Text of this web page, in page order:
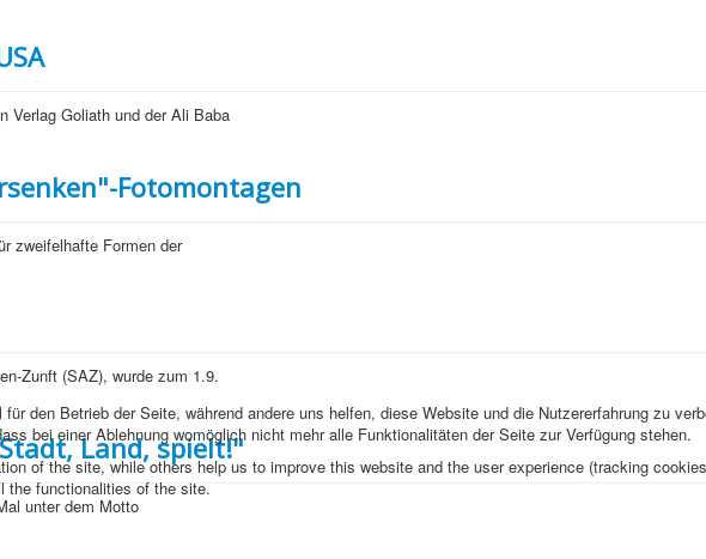
Verlag Goliath und der Ali Baba
Fotomontagen
zweifelhafte Formen der
Zunft (SAZ), wurde zum 1.9.
Land, spielt!"
unter dem Motto
den Betrieb der Seite, während andere uns helfen, diese Website und die Nutzererfahrung zu
bei einer Ablehnung womöglich nicht mehr alle Funktionalitäten der Seite zur Verfügung stehen.
of the site, while others help us to improve this website and the user experience (tracking
the functionalities of the site.